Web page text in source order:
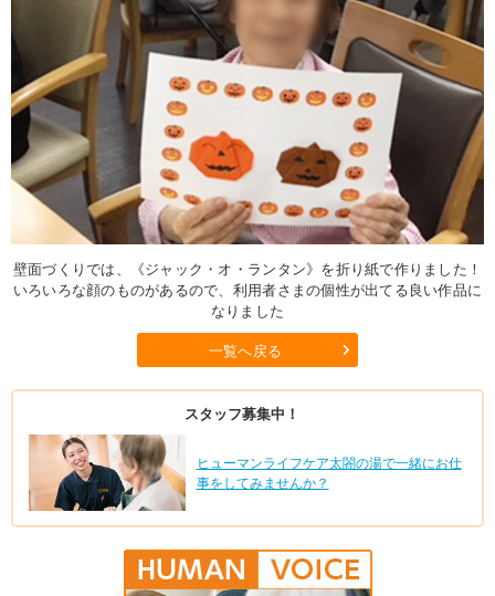
壁面づくりでは、《ジャック・オ・ランタン》を折り紙で作りました！
いろいろな顔のものがあるので、利用者さまの個性が出てる良い作品に
なりました
一覧へ戻る
スタッフ募集中！
ヒューマンライフケア太閤の湯で一緒にお仕
事をしてみませんか？